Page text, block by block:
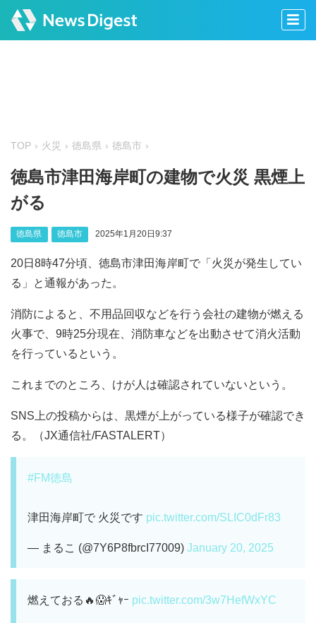
TOP 火災 徳島県 徳島市
徳島市津田海岸町の建物で火災 黒煙上
がる
徳島県 徳島市 2025年1月20日9:37
20日8時47分頃、徳島市津田海岸町で「火災が発生してい
る」と通報があった。
消防によると、不用品回収などを行う会社の建物が燃える
火事で、9時25分現在、消防車などを出動させて消火活動
を行っているという。
これまでのところ、けが人は確認されていないという。
SNS上の投稿からは、黒煙が上がっている様子が確認でき
る。（JX通信社/FASTALERT）
#FM徳島
津田海岸町で 火災です pic.twitter.com/SLIC0dFr83
— まるこ (@7Y6P8fbrcI77009) January 20, 2025
燃えておる🔥😱ｷﾞｬｰ pic.twitter.com/3w7HefWxYC